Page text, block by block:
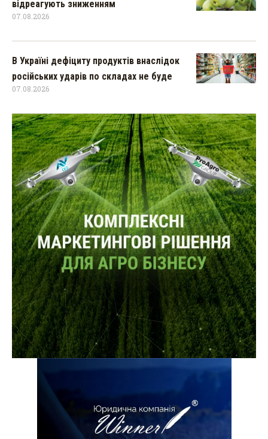
відреагують зниженням
07.08.2026
В Україні дефіциту продуктів внаслідок
російських ударів по складах не буде
07.08.2026